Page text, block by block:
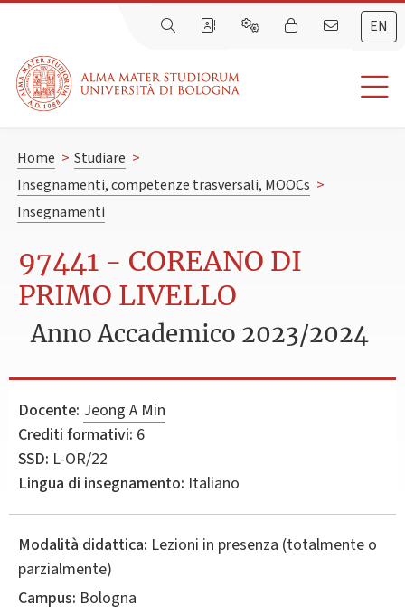
EN
Home > Studiare >
Insegnamenti, competenze trasversali, MOOCs >
Insegnamenti
97441 - COREANO DI
PRIMO LIVELLO
Anno Accademico 2023/2024
Docente: Jeong A Min
Crediti formativi: 6
SSD: L-OR/22
Lingua di insegnamento: Italiano
Modalità didattica: Lezioni in presenza (totalmente o
parzialmente)
Campus: Bologna